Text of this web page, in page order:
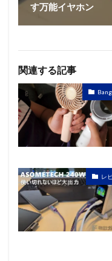
す万能イヤホン
関連する記事
レ